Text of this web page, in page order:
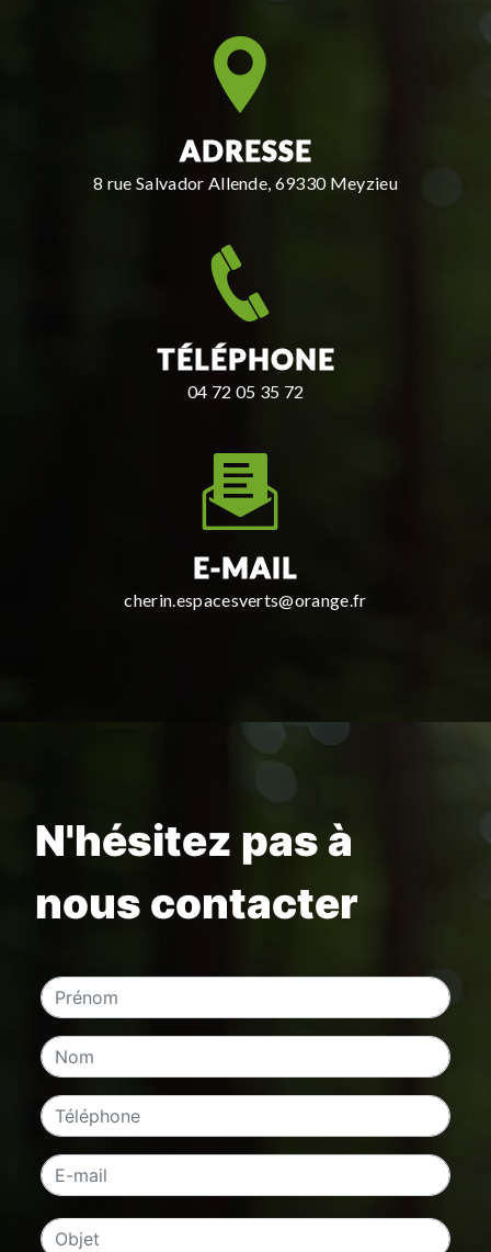
ADRESSE
8 rue Salvador Allende, 69330 Meyzieu
TÉLÉPHONE
04 72 05 35 72
E-MAIL
cherin.espacesverts@orange.fr
N'hésitez pas à
nous contacter